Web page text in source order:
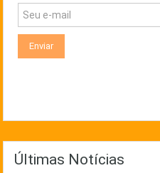
Últimas Notícias